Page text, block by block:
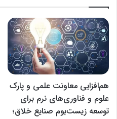
هم‌افزایی معاونت علمی و پارک
علوم و فناوری‌های نرم برای
توسعه زیست‌بوم صنایع خلاق؛